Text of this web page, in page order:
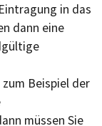
in das
dann eine
Beispiel der
müssen Sie